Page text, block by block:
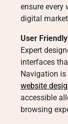
ensure every
digital market
User
Expert
interfaces
Navigation
website
accessible
browsing